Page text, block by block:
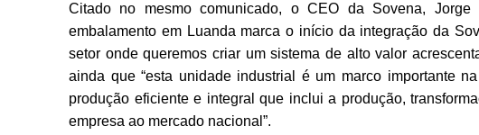
Citado no mesmo comunicado, o CEO da Sovena,
embalamento em Luanda marca o início da integração da
setor onde queremos criar um sistema de alto valor
ainda que “esta unidade industrial é um marco importante
produção eficiente e integral que inclui a produção,
empresa ao mercado nacional”.